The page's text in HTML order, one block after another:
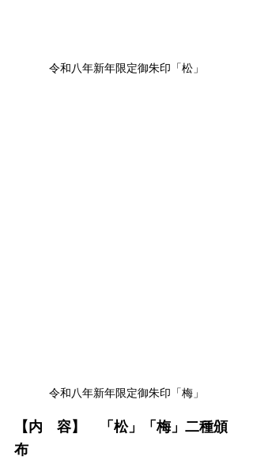
令和八年新年限定御朱印「松」
令和八年新年限定御朱印「梅」
【内　容】　「松」「梅」二種頒
布